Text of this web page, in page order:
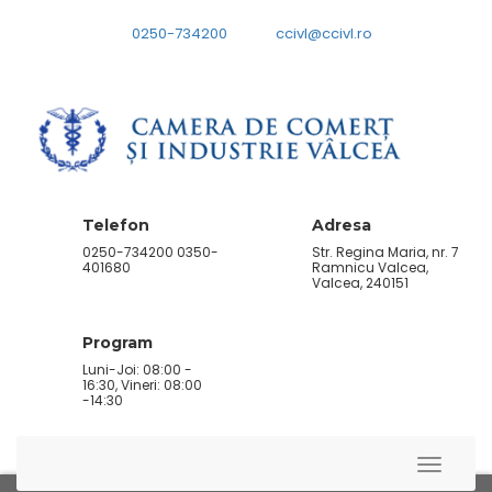
0250-734200 ccivl@ccivl.ro
Telefon
0250-734200 0350-
401680
Adresa
Str. Regina Maria, nr. 7
Ramnicu Valcea,
Valcea, 240151
Program
Luni-Joi: 08:00 -
16:30, Vineri: 08:00
-14:30
Toggle